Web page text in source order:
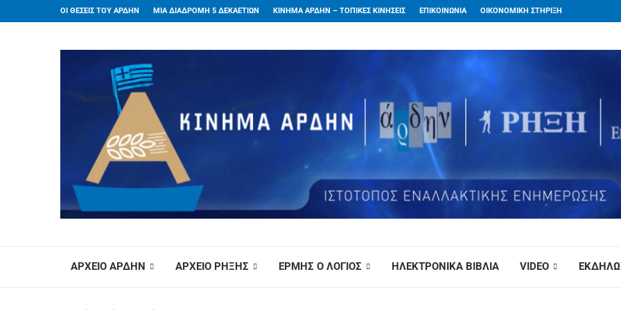
ΟΙ ΘΕΣΕΙΣ ΤΟΥ ΑΡΔΗΝ ΜΙΑ ΔΙΑΔΡΟΜΗ 5 ΔΕΚΑΕΤΙΩΝ ΚΙΝΗΜΑ ΑΡΔΗΝ – ΤΟΠΙΚΕΣ ΚΙΝΗΣΕΙΣ ΕΠΙΚΟΙΝΩΝΙΑ ΟΙΚΟΝΟΜΙΚΗ ΣΤΗΡΙΞΗ
ΑΡΧΕΙΟ ΑΡΔΗΝ ΑΡΧΕΙΟ ΡΗΞΗΣ ΕΡΜΗΣ Ο ΛΟΓΙΟΣ ΗΛΕΚΤΡΟΝΙΚΑ ΒΙΒΛΙΑ VIDEO